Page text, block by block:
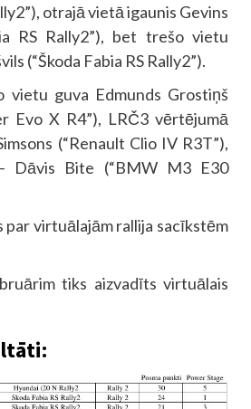
otrajā vietā igaunis Gevins
RS Rally2”), bet trešo vietu
(“Škoda Fabia RS Rally2”).
vietu guva Edmunds Grostiņš
Evo X R4”), LRČ3 vērtējumā
(“Renault Clio IV R3T”),
Dāvis Bite (“BMW M3 E30
par virtuālajām rallija sacīkstēm
tiks aizvadīts virtuālais